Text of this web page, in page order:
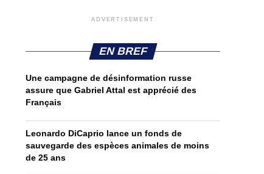
ADVERTISEMENT
EN BREF
Une campagne de désinformation russe
assure que Gabriel Attal est apprécié des
Français
Leonardo DiCaprio lance un fonds de
sauvegarde des espèces animales de moins
de 25 ans